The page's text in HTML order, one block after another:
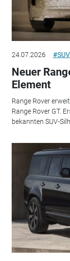
24.07.2026 #SUV
Neuer
Element
Range Rover
Range Rover GT.
bekannten SUV-